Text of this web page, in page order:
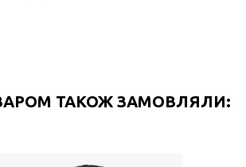
ТАКОЖ ЗАМОВЛЯЛИ: